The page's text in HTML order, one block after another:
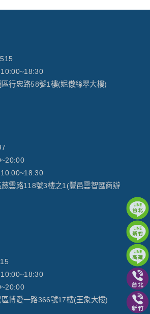
行忠路58號1樓(妮傲絲翠大樓)
雲路118號3樓之1(豐邑雲智匯商辦
博愛一路366號17樓(王象大樓)